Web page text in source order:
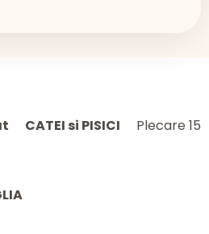
CATEI si PISICI
Plecare 15